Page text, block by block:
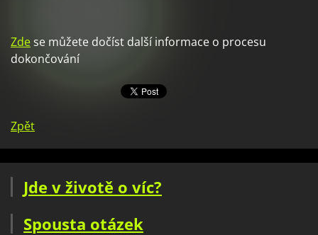
Zdese můžete dočíst další informace o procesu
dokončování
Zpět
Jde v životě o víc?
Spousta otázek